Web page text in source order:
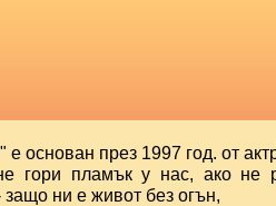
основан през 1997 год. от
гори пламък у нас, ако не
ни е живот без огън,